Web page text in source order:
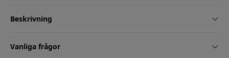
Beskrivning
Vanliga frågor